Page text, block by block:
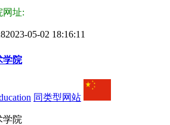
网址:
2023-05-02 18:16:11
学院
同类型网站
学院